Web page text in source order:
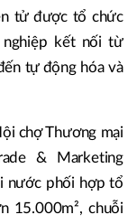
tử được tổ chức
nghiệp kết nối từ
tự động hóa và
chợ Thương mại
& Marketing
nước phối hợp tổ
15.000m², chuỗi